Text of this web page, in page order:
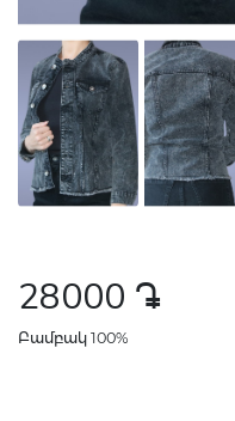
28000 դր․
Բամբակ 100%